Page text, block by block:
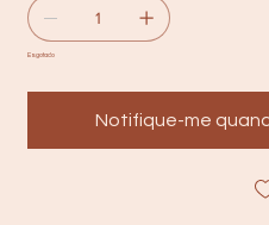
Esgotado
Notifique-me